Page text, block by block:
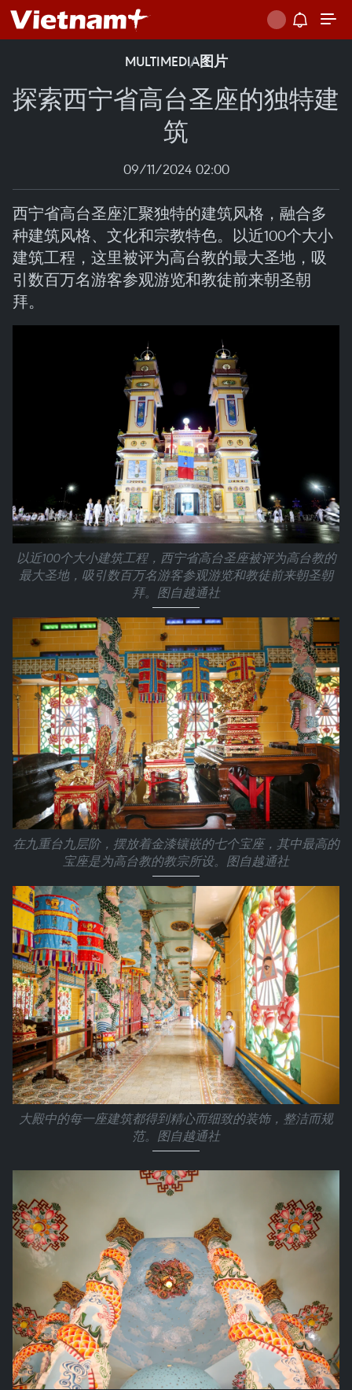
MULTIMEDIA图片
探索西宁省高台圣座的独特建
筑
09/11/2024 02:00
西宁省高台圣座汇聚独特的建筑风格，融合多
种建筑风格、文化和宗教特色。以近100个大小
建筑工程，这里被评为高台教的最大圣地，吸
引数百万名游客参观游览和教徒前来朝圣朝
拜。
以近100个大小建筑工程，西宁省高台圣座被评为高台教的
最大圣地，吸引数百万名游客参观游览和教徒前来朝圣朝
拜。图自越通社
在九重台九层阶，摆放着金漆镶嵌的七个宝座，其中最高的
宝座是为高台教的教宗所设。图自越通社
大殿中的每一座建筑都得到精心而细致的装饰，整洁而规
范。图自越通社